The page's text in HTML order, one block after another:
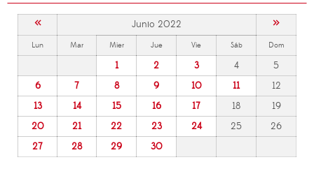
« Junio 2022 »
Lun Mar Mier Jue Vie Sáb Dom
1 2 3 4
5
6
7 8 9 10 11
12
13
14 15 16 17 18
19
20
21 22 23 24 25
26
27
28 29 30